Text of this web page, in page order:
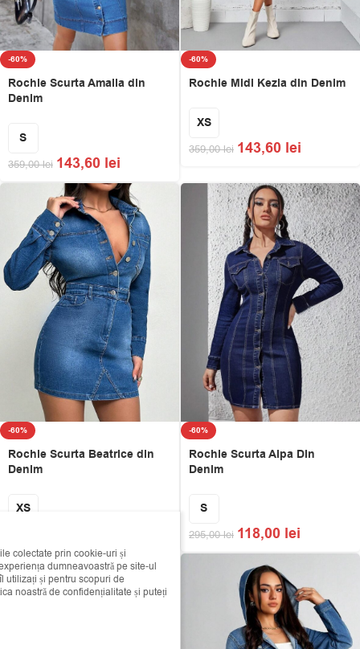
-60%
Rochie Scurta Amalia din
Denim
S
359,00lei 143,60 lei
-60%
Rochie Midi Kezia din Denim
XS
359,00lei 143,60 lei
-60%
Rochie Scurta Beatrice din
Denim
XS
-60%
Rochie Scurta Alpa Din
Denim
S
295,00lei 118,00 lei
colectate prin cookie-uri și
dumneavoastră pe site-ul
utilizați și pentru scopuri de
noastră de confidențialitate și puteți